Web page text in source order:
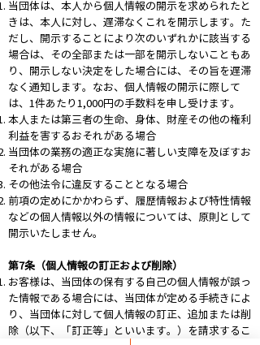
当団体は、本人から個人情報の開示を求められたと
きは、本人に対し、遅滞なくこれを開示します。た
だし、開示することにより次のいずれかに該当する
場合は、その全部または一部を開示しないこともあ
り、開示しない決定をした場合には、その旨を遅滞
なく通知します。なお、個人情報の開示に際して
は、1件あたり1,000円の手数料を申し受けます。
本人または第三者の生命、身体、財産その他の権利
利益を害するおそれがある場合
当団体の業務の適正な実施に著しい支障を及ぼすお
それがある場合
その他法令に違反することとなる場合
前項の定めにかかわらず、履歴情報および特性情報
などの個人情報以外の情報については、原則として
開示いたしません。
第7条（個人情報の訂正および削除）
お客様は、当団体の保有する自己の個人情報が誤っ
た情報である場合には、当団体が定める手続きによ
り、当団体に対して個人情報の訂正、追加または削
除（以下、「訂正等」といいます。）を請求するこ